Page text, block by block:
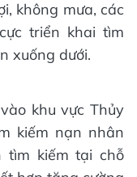
không mưa, các
triển khai tìm
xuống dưới.
khu vực Thủy
kiếm nạn nhân
tìm kiếm tại chỗ